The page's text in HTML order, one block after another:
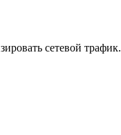
сетевой трафик.